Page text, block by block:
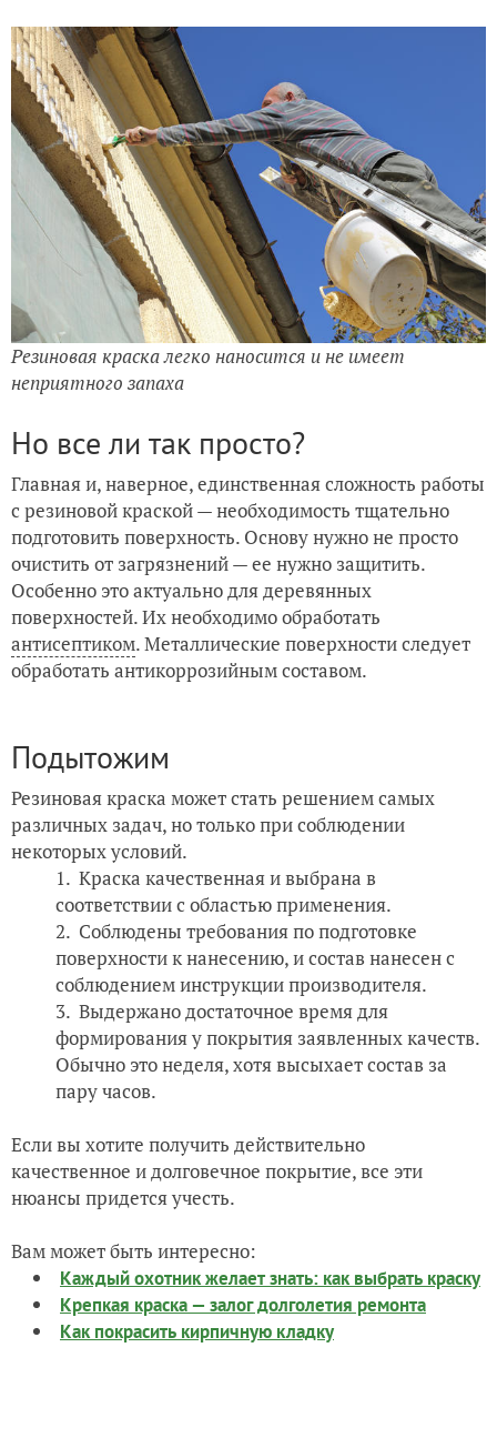
Резиновая краска легко наносится и не имеет
неприятного запаха
Но все ли так просто?
Главная и, наверное, единственная сложность работы
с резиновой краской — необходимость тщательно
подготовить поверхность. Основу нужно не просто
очистить от загрязнений — ее нужно защитить.
Особенно это актуально для деревянных
поверхностей. Их необходимо обработать
антисептиком. Металлические поверхности следует
обработать антикоррозийным составом.
Подытожим
Резиновая краска может стать решением самых
различных задач, но только при соблюдении
некоторых условий.
Краска качественная и выбрана в
соответствии с областью применения.
Соблюдены требования по подготовке
поверхности к нанесению, и состав нанесен с
соблюдением инструкции производителя.
Выдержано достаточное время для
формирования у покрытия заявленных качеств.
Обычно это неделя, хотя высыхает состав за
пару часов.
Если вы хотите получить действительно
качественное и долговечное покрытие, все эти
нюансы придется учесть.
Вам может быть интересно:
Каждый охотник желает знать: как выбрать краску
Крепкая краска — залог долголетия ремонта
Как покрасить кирпичную кладку